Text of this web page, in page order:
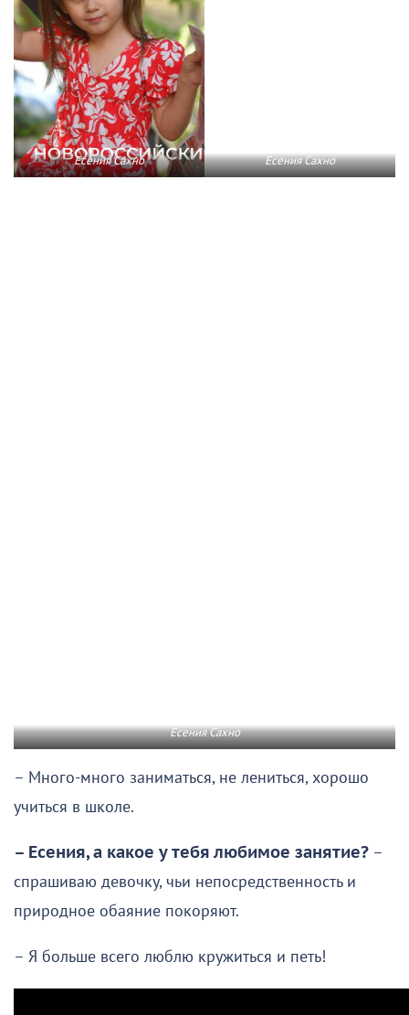
Есения Сахно Есения Сахно
Есения Сахно
– Много-много заниматься, не лениться, хорошо
учиться в школе.
– Есения, а какое у тебя любимое занятие? –
спрашиваю девочку, чьи непосредственность и
природное обаяние покоряют.
– Я больше всего люблю кружиться и петь!